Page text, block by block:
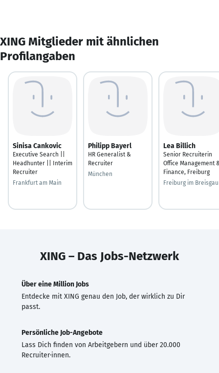
XING Mitglieder mit ähnlichen
Profilangaben
Sinisa Cankovic
Executive Search ||
Headhunter || Interim
Recruiter
Frankfurt am Main
Philipp Bayerl
HR Generalist &
Recruiter
München
Lea Billich
Senior Recruiterin
Office Management
Finance, Freiburg
Freiburg im Breisgau
XING – Das Jobs-Netzwerk
Über eine Million Jobs
Entdecke mit XING genau den Job, der wirklich zu Dir
passt.
Persönliche Job-Angebote
Lass Dich finden von Arbeitgebern und über 20.000
Recruiter·innen.